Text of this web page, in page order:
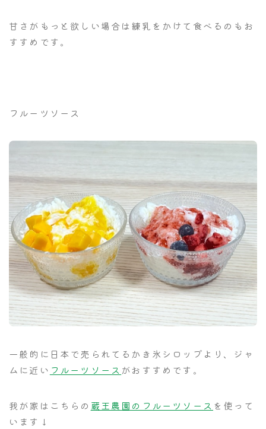
甘さがもっと欲しい場合は練乳をかけて食べるのもお
すすめです。
フルーツソース
一般的に日本で売られてるかき氷シロップより、ジャ
ムに近い フルーツソース がおすすめです。
我が家はこちらの 蔵王農園のフルーツソース を使って
います↓